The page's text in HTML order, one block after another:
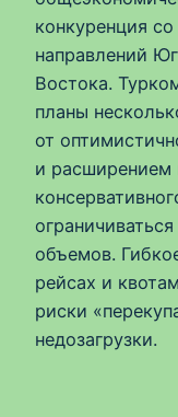
конкуренция
направлений
Востока.
планы
от
и расширением
объемов.
рейсах и
риски
недозагрузки.